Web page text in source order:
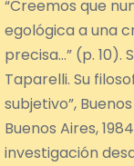
“Creemos que
egológica a una
precisa…” (p. 10).
Taparelli. Su
subjetivo”,
Buenos Aires,
investigación